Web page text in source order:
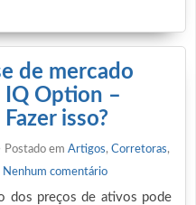
de mercado
IQ Option –
isso?
Postado em Artigos, Corretoras,
Nenhum comentário
dos preços de ativos pode